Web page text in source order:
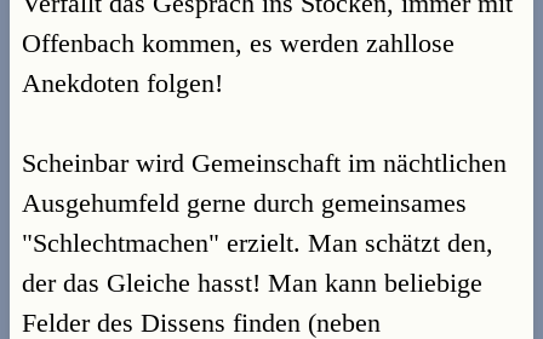
Offenbach kommen, es werden zahllose
Anekdoten folgen!
Scheinbar wird Gemeinschaft im nächtlichen
Ausgehumfeld gerne durch gemeinsames
"Schlechtmachen" erzielt. Man schätzt den,
der das Gleiche hasst! Man kann beliebige
Felder des Dissens finden (neben